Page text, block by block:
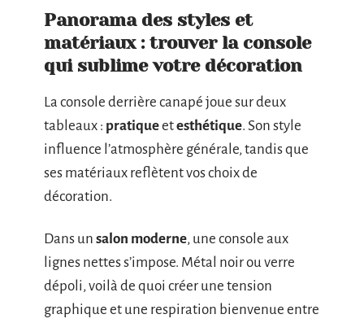
Panorama des styles et
matériaux : trouver la console
qui sublime votre décoration
La console derrière canapé joue sur deux
tableaux : pratiqueetesthétique. Son style
influence l’atmosphère générale, tandis que
ses matériaux reflètent vos choix de
décoration.
Dans un salon moderne, une console aux
lignes nettes s’impose. Métal noir ou verre
dépoli, voilà de quoi créer une tension
graphique et une respiration bienvenue entre